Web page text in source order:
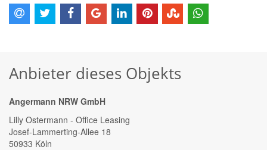
Anbieter dieses Objekts
Angermann NRW GmbH
Lilly Ostermann - Office Leasing
Josef-Lammerting-Allee 18
50933 Köln